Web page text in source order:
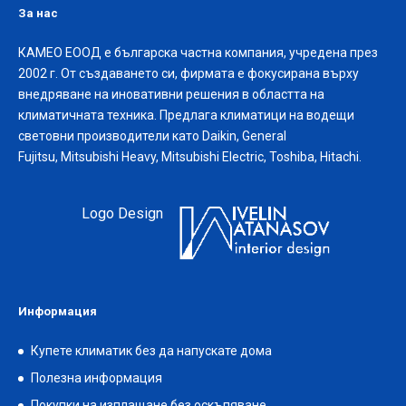
За нас
КАМЕО ЕООД е българска частна компания, учредена през
2002 г. От създаването си, фирмата е фокусирана върху
внедряване на иновативни решения в областта на
климатичната техника. Предлага климатици на водещи
световни производители като Daikin, General
Fujitsu, Mitsubishi Heavy, Mitsubishi Electric, Toshiba, Hitachi.
Logo Design
Информация
Купете климатик без да напускате дома
Полезна информация